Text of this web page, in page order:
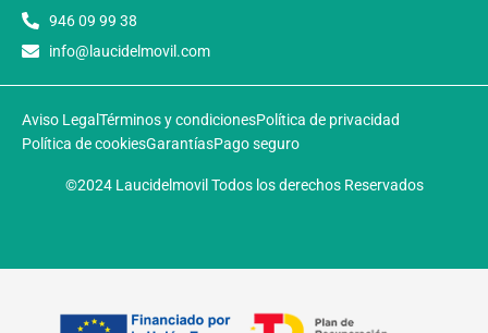
946 09 99 38
info@laucidelmovil.com
Aviso Legal Términos y condicionesPolítica de privacidad
Política de cookiesGarantíasPago seguro
©2024 Laucidelmovil Todos los derechos Reservados